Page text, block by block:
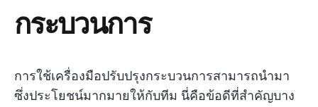
กระบวนการ
การใช้เครื่องมือปรับปรุงกระบวนการสามารถนำมา
ซึ่งประโยชน์มากมายให้กับทีม นี่คือข้อดีที่สำคัญบาง